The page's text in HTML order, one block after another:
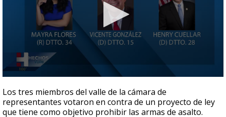
seconds
of
44
seconds
Los tres miembros del valle de la cámara de
representantes votaron en contra de un proyecto de ley
que tiene como objetivo prohibir las armas de asalto.